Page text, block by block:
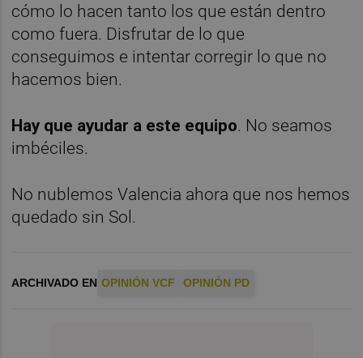
cómo lo hacen tanto los que están dentro
como fuera. Disfrutar de lo que
conseguimos e intentar corregir lo que no
hacemos bien.
Hay que ayudar a este equipo. No seamos
imbéciles.
No nublemos Valencia ahora que nos hemos
quedado sin Sol.
ARCHIVADO EN OPINIÓN VCF OPINIÓN PD